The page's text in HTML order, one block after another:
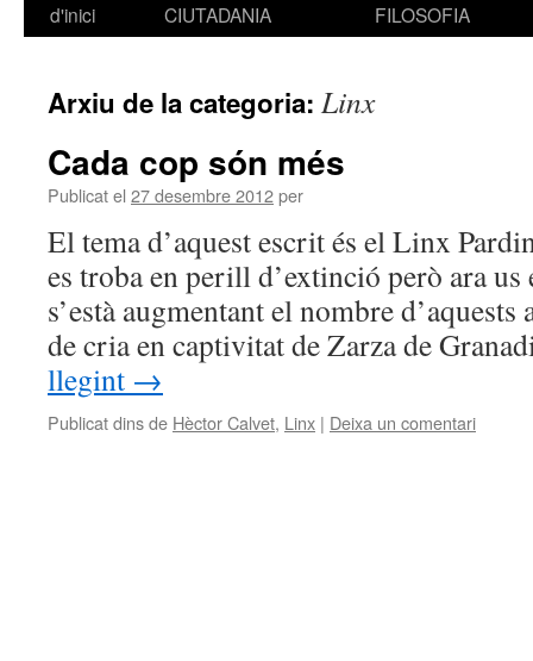
d'inici
CIUTADANIA
FILOSOFIA
Arxiu de la categoria: Linx
Cada cop són més
Publicat el 27 desembre 2012per
El tema d’aquest escrit és el Linx
es troba en perill d’extinció però ara us
s’està augmentant el nombre
de cria en captivitat de Zarza de
llegint →
Publicat dins de Hèctor Calvet, Linx | Deixa un comentari